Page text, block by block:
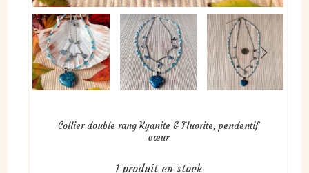
Collier double rang Kyanite & Fluorite, pendentif
cœur
1produit en stock